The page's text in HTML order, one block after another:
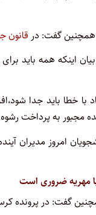
گفت: در قانون
اینکه همه باید
با خطا باید جدا
مجبور به پرداخت
امروز مدیران
مهریه ضروری است
گفت: در پرونده